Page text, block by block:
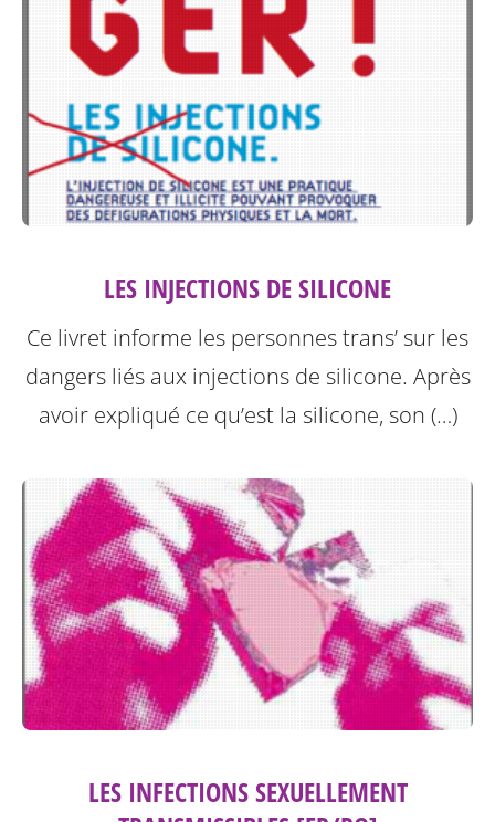
LES INJECTIONS DE SILICONE
Ce livret informe les personnes trans’ sur les
dangers liés aux injections de silicone. Après
avoir expliqué ce qu’est la silicone, son (…)
LES INFECTIONS SEXUELLEMENT